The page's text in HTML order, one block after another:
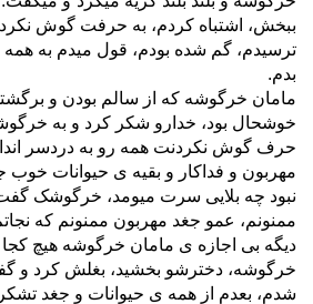
ببخش، اشتباه کردم، به حرفت گوش
ترسیدم، گم شده بودم، قول میدم به
بدم.
مامان خرگوشه که از سالم بودن و
خوشحال بود، خدارو شکر کرد و به
حرف گوش نکردنت همه رو به دردسر
مهربون و فداکار و بقیه ی حیوانات خوب
نبود چه بلایی سرت میومد، خرگوشک
ممنونم، عمو جغد مهربون ممنونم که
دیگه بی اجازه ی مامان خرگوشه هیچ کجا
خرگوشه، دخترشو بخشید، بغلش کرد و
شدم، بعدم از همه ی حیوانات و جغد